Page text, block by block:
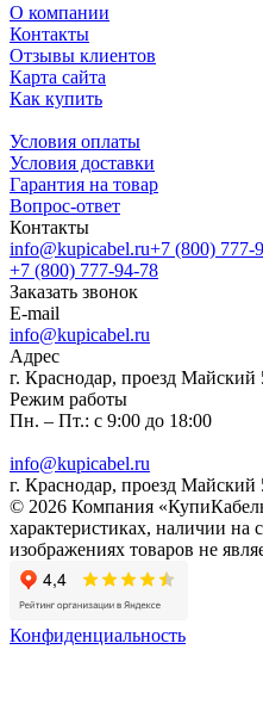
О компании
Контакты
Отзывы клиентов
Карта сайта
Как купить
Условия оплаты
Условия доставки
Гарантия на товар
Вопрос-ответ
Контакты
info@kupicabel.ru+7 (800) 777-
+7 (800) 777-94-78
Заказать звонок
E-mail
info@kupicabel.ru
Адрес
г. Краснодар, проезд Майский
Режим работы
Пн. – Пт.: с 9:00 до 18:00
info@kupicabel.ru
г. Краснодар, проезд Майский
© 2026 Компания
характеристиках, наличии на
изображениях товаров не
Конфиденциальность